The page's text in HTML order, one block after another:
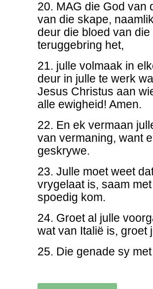
20. MAG die God van
van die skape,
deur die bloed van
teruggebring het,
21. julle volmaak in
deur in julle te werk
Jesus Christus aan
alle ewigheid! Amen.
22. En ek vermaan
van vermaning, want
geskrywe.
23. Julle moet weet
vrygelaat is, saam
spoedig kom.
24. Groet al julle
wat van Italië is, groet
25. Die genade sy